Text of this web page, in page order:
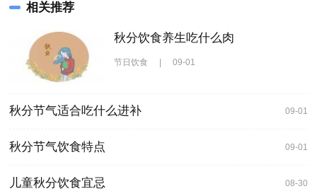
相关推荐
秋分饮食养生吃什么肉
节日饮食 09-01
秋分节气适合吃什么进补 09-01
秋分节气饮食特点 09-01
儿童秋分饮食宜忌 08-30